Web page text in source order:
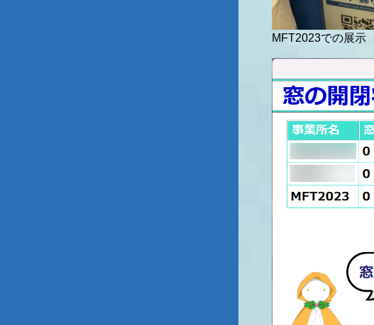
MFT2023での展示